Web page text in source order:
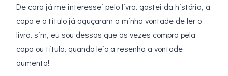
De cara já me interessei pelo livro, gostei da história, a
capa e o título já aguçaram a minha vontade de ler o
livro, sim, eu sou dessas que as vezes compra pela
capa ou título, quando leio a resenha a vontade
aumenta!